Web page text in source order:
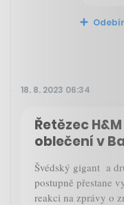
18. 8. 2023 06:34
Řetězec
oblečení v
Švédský gigant a
postupně přestane
reakci na zprávy o